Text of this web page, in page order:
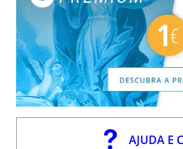
AJUDA E